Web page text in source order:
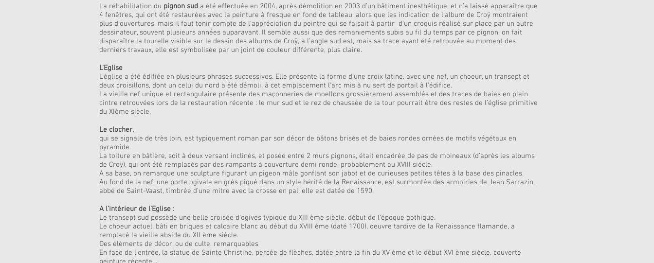
La réhabilitation du pignon sud a été effectuée en 2004, après démolition en 2003 d’un bâtiment inesthétique, et n’a laissé apparaître que
4 fenêtres, qui ont été restaurées avec la peinture à fresque en fond de tableau, alors que les indication de l’album de Croÿ montraient
plus d’ouvertures, mais il faut tenir compte de l’appréciation du peintre qui se faisait à partir d’un croquis réalisé sur place par un autre
dessinateur, souvent plusieurs années auparavant. Il semble aussi que des remaniements subis au fil du temps par ce pignon, on fait
disparaître la tourelle visible sur le dessin des albums de Croÿ, à l’angle sud est, mais sa trace ayant été retrouvée au moment des
derniers travaux, elle est symbolisée par un joint de couleur différente, plus claire.
L’Eglise
L’église a été édifiée en plusieurs phrases successives. Elle présente la forme d’une croix latine, avec une nef, un choeur, un transept et
deux croisillons, dont un celui du nord a été démoli, à cet emplacement l’arc mis à nu sert de portail à l’édifice.
La vieille nef unique et rectangulaire présente des maçonneries de moellons grossièrement assemblés et des traces de baies en plein
cintre retrouvées lors de la restauration récente : le mur sud et le rez de chaussée de la tour pourrait être des restes de l’église primitive
du XIème siècle.
Le clocher,
qui se signale de très loin, est typiquement roman par son décor de bâtons brisés et de baies rondes ornées de motifs végétaux en
pyramide.
La toiture en bâtière, soit à deux versant inclinés, et posée entre 2 murs pignons, était encadrée de pas de moineaux (d’après les albums
de Croÿ), qui ont été remplacés par des rampants à couverture demi ronde, probablement au XVIII siécle.
A sa base, on remarque une sculpture figurant un pigeon mâle gonflant son jabot et de curieuses petites têtes à la base des pinacles.
Au fond de la nef, une porte ogivale en grés piqué dans un style hérité de la Renaissance, est surmontée des armoiries de Jean Sarrazin,
abbé de Saint-Vaast, timbrée d’une mitre avec la crosse en pal, elle est datée de 1590.
A l’intérieur de l’Eglise :
Le transept sud possède une belle croisée d’ogives typique du XIII ème siècle, début de l’époque gothique.
Le choeur actuel, bâti en briques et calcaire blanc au début du XVIII ème (daté 1700), oeuvre tardive de la Renaissance flamande, a
remplacé la vieille abside du XII ème siècle.
Des éléments de décor, ou de culte, remarquables
En face de l’entrée, la statue de Sainte Christine, percée de flèches, datée entre la fin du XV ème et le début XVI ème siècle, couverte